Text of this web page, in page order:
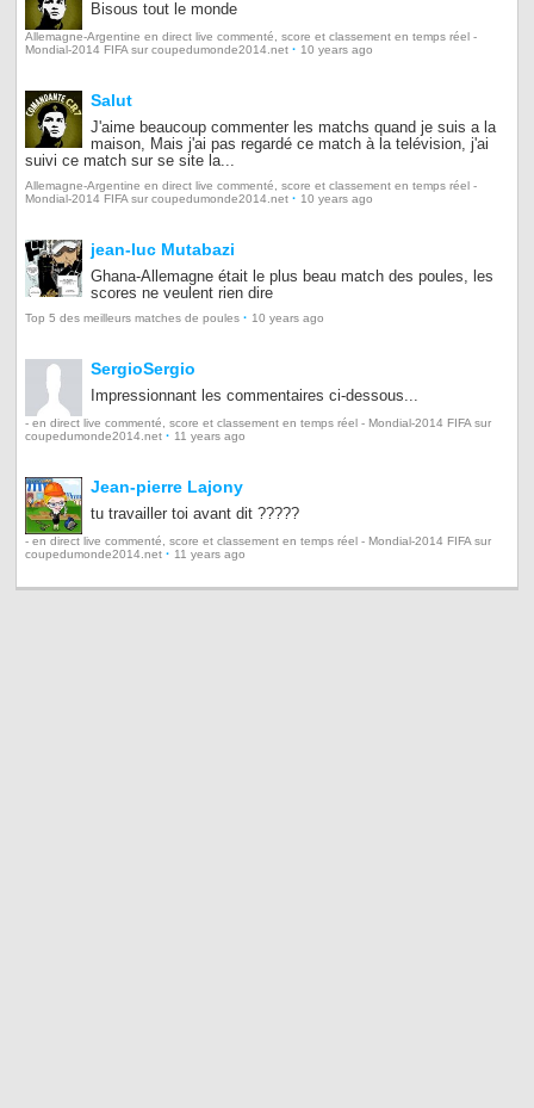
Bisous tout le monde
Allemagne-Argentine en direct live commenté, score et classement en temps réel -
Mondial-2014 FIFA sur coupedumonde2014.net · 10 years ago
Salut
J'aime beaucoup commenter les matchs quand je suis a la
maison, Mais j'ai pas regardé ce match à la telévision, j'ai
suivi ce match sur se site la...
Allemagne-Argentine en direct live commenté, score et classement en temps réel -
Mondial-2014 FIFA sur coupedumonde2014.net · 10 years ago
jean-luc Mutabazi
Ghana-Allemagne était le plus beau match des poules, les
scores ne veulent rien dire
Top 5 des meilleurs matches de poules · 10 years ago
SergioSergio
Impressionnant les commentaires ci-dessous...
- en direct live commenté, score et classement en temps réel - Mondial-2014 FIFA sur
coupedumonde2014.net · 11 years ago
Jean-pierre Lajony
tu travailler toi avant dit ?????
- en direct live commenté, score et classement en temps réel - Mondial-2014 FIFA sur
coupedumonde2014.net · 11 years ago